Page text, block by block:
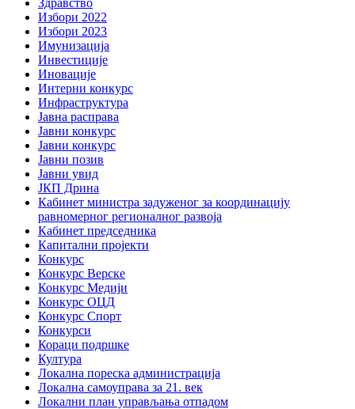
Избори 2022
Избори 2023
Имунизација
Инвестиције
Иновације
Интерни конкурс
Инфраструктура
Јавна расправа
Јавни конкурс
Јавни конкурс
Јавни позив
Јавни увид
ЈКП Дрина
Кабинет министра задуженог за координацију
равномерног регионалног развоја
Кабинет председника
Капитални пројекти
Конкурс
Конкурс Верске
Конкурс Медији
Конкурс ОЦД
Конкурс Спорт
Конкурси
Кораци подршке
Култура
Локална пореска администрација
Локална самоуправа за 21. век
Локални план управљања отпадом